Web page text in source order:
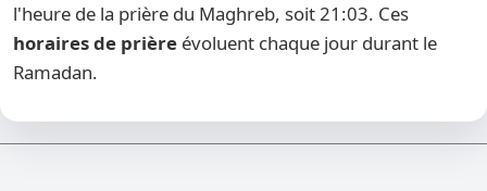
l'heure de la prière du Maghreb, soit 21:03. Ces
horaires de prière évoluent chaque jour durant le
Ramadan.